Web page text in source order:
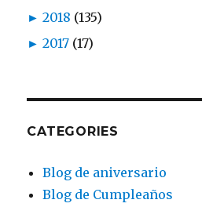
► 2018 (135)
► 2017 (17)
CATEGORIES
Blog de aniversario
Blog de Cumpleaños